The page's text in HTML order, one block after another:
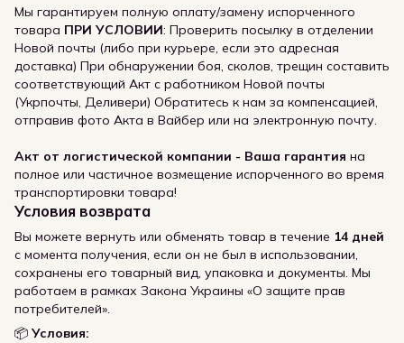
Мы гарантируем полную оплату/замену испорченного
товара ПРИ УСЛОВИИ: Проверить посылку в отделении
Новой почты (либо при курьере, если это адресная
доставка) При обнаружении боя, сколов, трещин составить
соответствующий Акт с работником Новой почты
(Укрпочты, Деливери) Обратитесь к нам за компенсацией,
отправив фото Акта в Вайбер или на электронную почту.
Акт от логистической компании - Ваша гарантия на
полное или частичное возмещение испорченного во время
транспортировки товара!
Условия возврата
Вы можете вернуть или обменять товар в течение 14 дней
с момента получения, если он не был в использовании,
сохранены его товарный вид, упаковка и документы. Мы
работаем в рамках Закона Украины «О защите прав
потребителей».
📦 Условия: